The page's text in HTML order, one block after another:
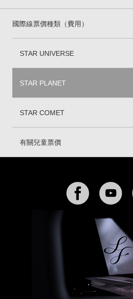
國際線票價種類（費用）
STAR UNIVERSE
STAR PLANET
STAR COMET
有關兒童票價
Facebook YouTube